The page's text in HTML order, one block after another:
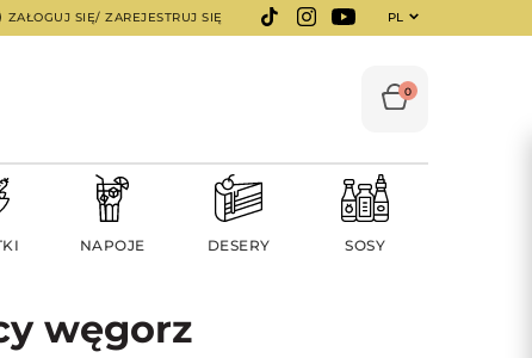
ZAŁOGUJ SIĘ/ ZAREJESTRUJ SIĘ PL
0
NAPOJE DESERY SOSY
węgorz